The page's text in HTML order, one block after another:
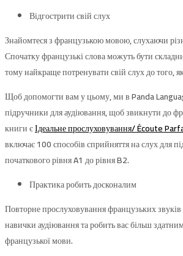
Відгострити свій слух
Знайомтеся з французькою мовою, слухаючи
Спочатку французькі слова можуть бути
тому найкраще потренувати свій слух до того,
Щоб допомогти вам у цьому, ми в Panda
підручники для аудіювання, щоб звикнути до
книги єІдеальне прослуховування/ Écoute
включає 100 способів сприйняття на слух для
початкового рівня A1 до рівня B2.
Практика робить досконалим
Повторне прослуховування французьких
навички аудіювання та робить вас більш
французької мови.